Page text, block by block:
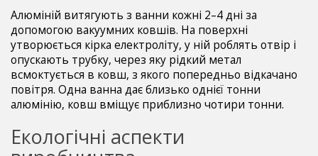
Алюміній витягують з ванни кожні 2–4 дні за
допомогою вакуумних ковшів. На поверхні
утворюється кірка електроліту, у ній роблять отвір і
опускають трубку, через яку рідкий метал
всмоктується в ковш, з якого попередньо відкачано
повітря. Одна ванна дає близько однієї тонни
алюмінію, ковш вміщує приблизно чотири тонни.
Екологічні аспекти